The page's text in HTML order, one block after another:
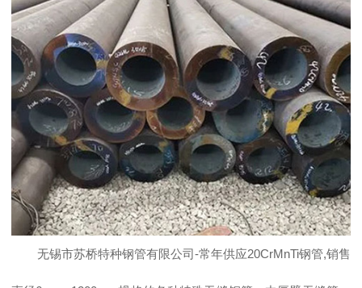
无锡市苏桥特种钢管有限公司-常年供应20CrMnTi钢管,销售